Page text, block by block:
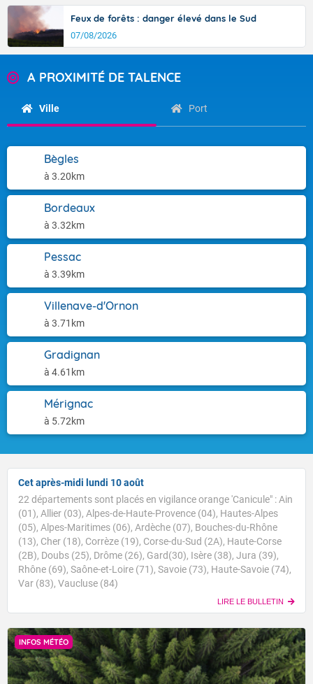
Feux de forêts : danger élevé dans le Sud
07/08/2026
A PROXIMITÉ DE TALENCE
Ville Port
Bègles
à 3.20km
Bordeaux
à 3.32km
Pessac
à 3.39km
Villenave-d'Ornon
à 3.71km
Gradignan
à 4.61km
Mérignac
à 5.72km
Cet après-midi lundi 10 août
22 départements sont placés en vigilance orange 'Canicule" : Ain
(01), Allier (03), Alpes-de-Haute-Provence (04), Hautes-Alpes
(05), Alpes-Maritimes (06), Ardèche (07), Bouches-du-Rhône
(13), Cher (18), Corrèze (19), Corse-du-Sud (2A), Haute-Corse
(2B), Doubs (25), Drôme (26), Gard(30), Isère (38), Jura (39),
Rhône (69), Saône-et-Loire (71), Savoie (73), Haute-Savoie (74),
Var (83), Vaucluse (84)
LIRE LE BULLETIN
INFOS MÉTÉO